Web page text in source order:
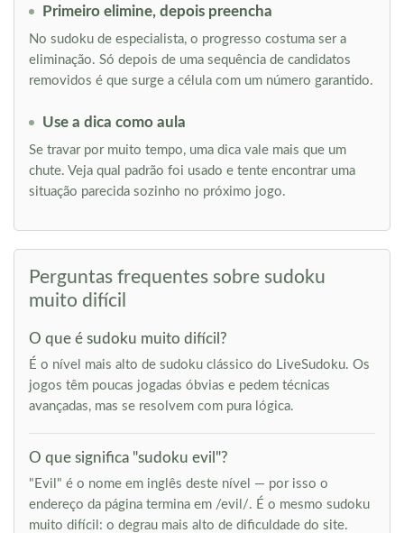
Primeiro elimine, depois preencha
No sudoku de especialista, o progresso costuma ser a
eliminação. Só depois de uma sequência de candidatos
removidos é que surge a célula com um número garantido.
Use a dica como aula
Se travar por muito tempo, uma dica vale mais que um
chute. Veja qual padrão foi usado e tente encontrar uma
situação parecida sozinho no próximo jogo.
Perguntas frequentes sobre sudoku
muito difícil
O que é sudoku muito difícil?
É o nível mais alto de sudoku clássico do LiveSudoku. Os
jogos têm poucas jogadas óbvias e pedem técnicas
avançadas, mas se resolvem com pura lógica.
O que significa "sudoku evil"?
"Evil" é o nome em inglês deste nível — por isso o
endereço da página termina em /evil/. É o mesmo sudoku
muito difícil: o degrau mais alto de dificuldade do site.